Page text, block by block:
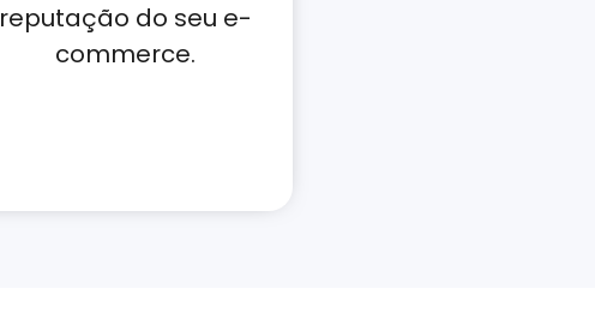
reputação do seu e-
commerce.